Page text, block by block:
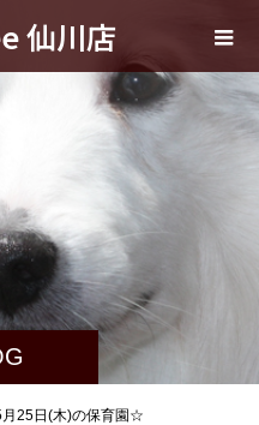
仙川店
25日(木)の保育園☆